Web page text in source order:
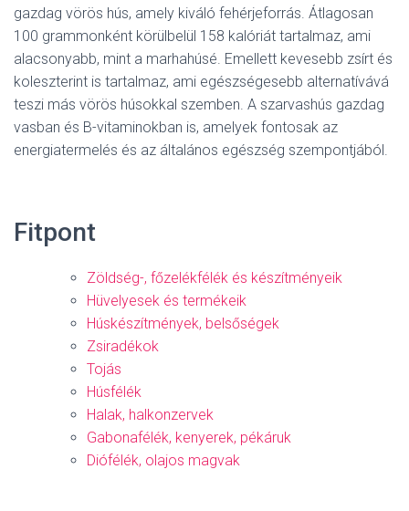
gazdag vörös hús, amely kiváló fehérjeforrás. Átlagosan
100 grammonként körülbelül 158 kalóriát tartalmaz, ami
alacsonyabb, mint a marhahúsé. Emellett kevesebb zsírt és
koleszterint is tartalmaz, ami egészségesebb alternatívává
teszi más vörös húsokkal szemben. A szarvashús gazdag
vasban és B-vitaminokban is, amelyek fontosak az
energiatermelés és az általános egészség szempontjából.
Fitpont
Zöldség-, főzelékfélék és készítményeik
Hüvelyesek és termékeik
Húskészítmények, belsőségek
Zsiradékok
Tojás
Húsfélék
Halak, halkonzervek
Gabonafélék, kenyerek, pékáruk
Diófélék, olajos magvak